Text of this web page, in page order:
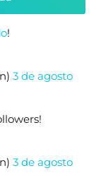
!
3 de agosto
3 de agosto